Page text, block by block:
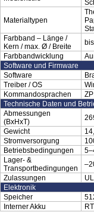
Materialtypen
Farbband – Länge /
Kern / max. Ø / Breite
Farbbandwicklung
Software und Firmware
Software
Treiber / OS
Kommandosprachen
Technische Daten und
Abmessungen
(BxHxT)
Gewicht
Stromversorgung
Betriebsbedingungen
Lager- &
Transportbedingungen
Zulassungen
Elektronik
Speicher
Interner Akku